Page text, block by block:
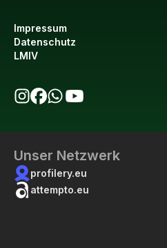
Impressum
Datenschutz
LMIV
Unser Netzwerk
profilery.eu
attempto.eu